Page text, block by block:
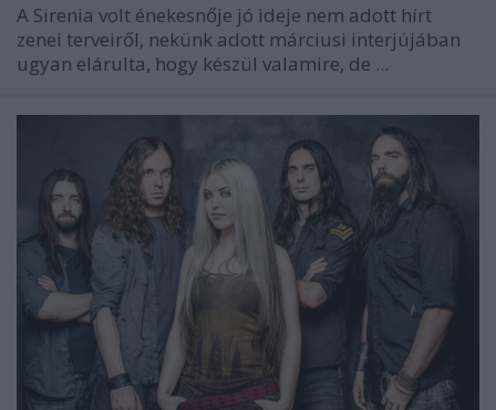
A Sirenia volt énekesnője jó ideje nem adott hírt
zenei terveiről, nekünk adott márciusi interjújában
ugyan elárulta, hogy készül valamire, de ...